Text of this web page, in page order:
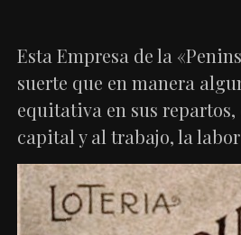
Esta Empresa de la
suerte que en manera
equitativa en sus
capital y al trabajo, la